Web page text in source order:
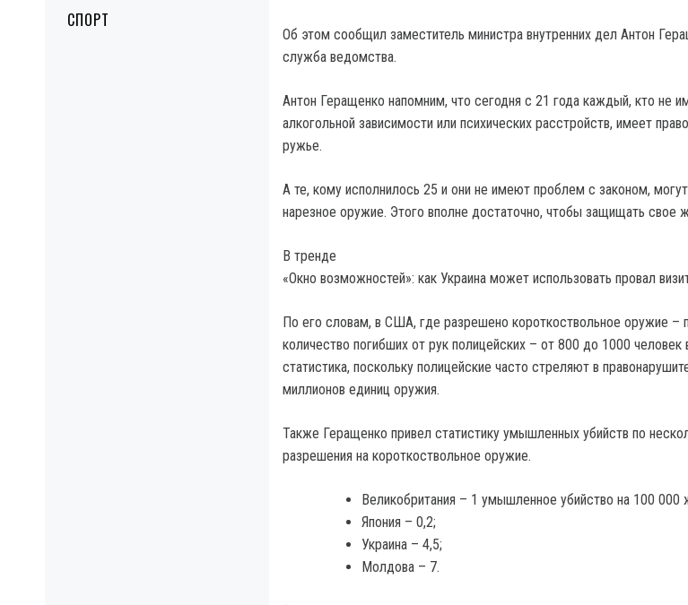
СПОРТ
Об этом сообщил заместитель министра внутренних дел Антон
служба ведомства.
Антон Геращенко напомним, что сегодня с 21 года каждый, кто не
алкогольной зависимости или психических расстройств, имеет
ружье.
А те, кому исполнилось 25 и они не имеют проблем с законом,
нарезное оружие. Этого вполне достаточно, чтобы защищать свое
В тренде
«Окно возможностей»: как Украина может использовать провал
По его словам, в США, где разрешено короткоствольное оружие –
количество погибших от рук полицейских – от 800 до 1000 человек
статистика, поскольку полицейские часто стреляют в
миллионов единиц оружия.
Также Геращенко привел статистику умышленных убийств по
разрешения на короткоствольное оружие.
Великобритания – 1 умышленное убийство на 100 000
Япония – 0,2;
Украина – 4,5;
Молдова – 7.